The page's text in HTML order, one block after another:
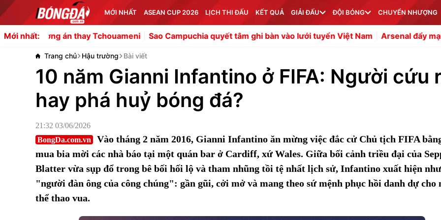
MỚI NHẤT ASEAN CUP 2026 LỊCH THI ĐẤU KẾT QUẢ GIẢI ĐẤU ĐỘI BÓNG CHUYỂN NHƯỢNG
Mới nhất:án thay Tchouameni Sao Campuchia quyết tâm ghi bàn vào lưới tuyển Việt Nam Arsenal đẩy mạnh thương
Trang chủ Hậu trường Bài viết
10 năm Gianni Infantino ở FIFA: Người cứu
hay phá huỷ bóng đá?
21:32 03/06/2026
BongDa.com.vn
Vào tháng 2 năm 2016, Gianni Infantino ăn mừng việc đắc cử Chủ tịch FIFA
mua bia mời các nhà báo tại một quán bar ở Cardiff, xứ Wales. Giữa bối cảnh triều đại của
Blatter vừa sụp đổ trong bê bối hối lộ và tham nhũng tồi tệ nhất lịch sử, Infantino xuất hiện
"người đàn ông của công chúng": gần gũi, cởi mở và mang theo sứ mệnh phục hồi danh dự cho
thể thao vua.